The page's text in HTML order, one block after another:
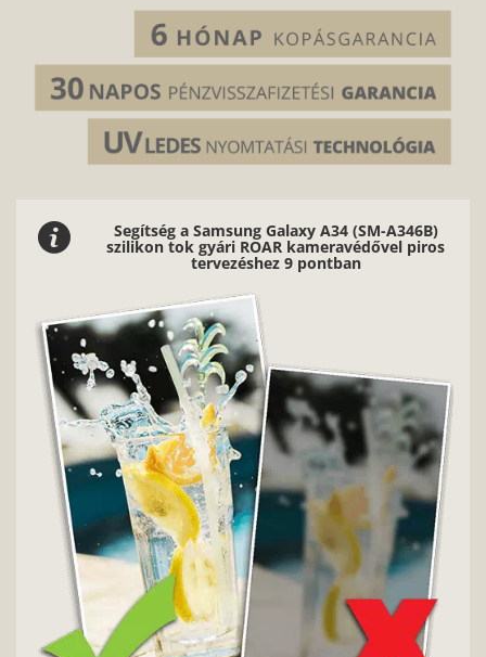
Segítség a Samsung Galaxy A34 (SM-A346B)
szilikon tok gyári ROAR kameravédővel piros
tervezéshez 9 pontban